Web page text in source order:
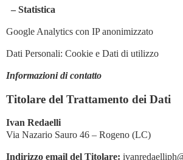
– Statistica
Google Analytics con IP anonimizzato
Dati Personali: Cookie e Dati di utilizzo
Informazioni di contatto
Titolare del Trattamento dei Dati
Ivan Redaelli
Via Nazario Sauro 46 – Rogeno (LC)
Indirizzo email del Titolare: